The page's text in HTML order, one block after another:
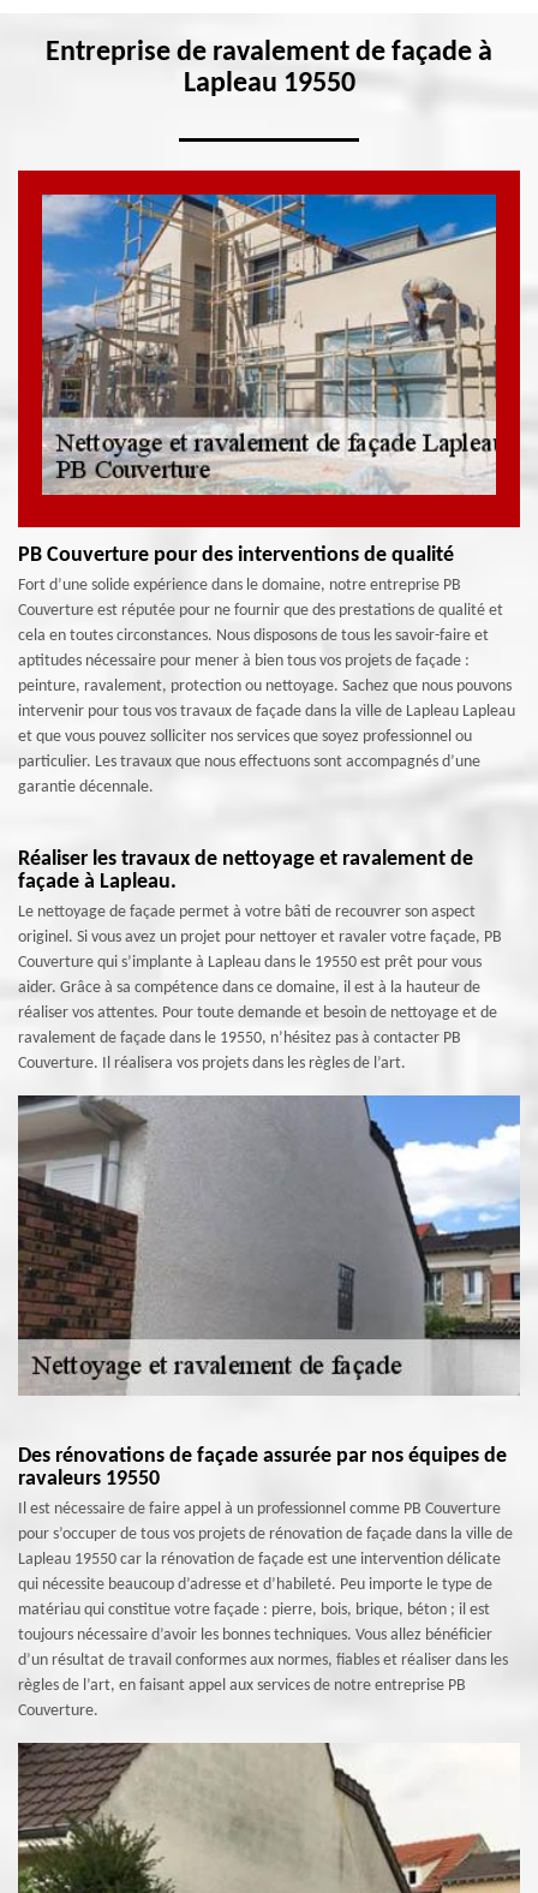
Entreprise de ravalement de façade à
Lapleau 19550
PB Couverture pour des interventions de qualité
Fort d’une solide expérience dans le domaine, notre entreprise PB
Couverture est réputée pour ne fournir que des prestations de qualité et
cela en toutes circonstances. Nous disposons de tous les savoir-faire et
aptitudes nécessaire pour mener à bien tous vos projets de façade :
peinture, ravalement, protection ou nettoyage. Sachez que nous pouvons
intervenir pour tous vos travaux de façade dans la ville de Lapleau Lapleau
et que vous pouvez solliciter nos services que soyez professionnel ou
particulier. Les travaux que nous effectuons sont accompagnés d’une
garantie décennale.
Réaliser les travaux de nettoyage et ravalement de
façade à Lapleau.
Le nettoyage de façade permet à votre bâti de recouvrer son aspect
originel. Si vous avez un projet pour nettoyer et ravaler votre façade, PB
Couverture qui s’implante à Lapleau dans le 19550 est prêt pour vous
aider. Grâce à sa compétence dans ce domaine, il est à la hauteur de
réaliser vos attentes. Pour toute demande et besoin de nettoyage et de
ravalement de façade dans le 19550, n’hésitez pas à contacter PB
Couverture. Il réalisera vos projets dans les règles de l’art.
Des rénovations de façade assurée par nos équipes de
ravaleurs 19550
Il est nécessaire de faire appel à un professionnel comme PB Couverture
pour s’occuper de tous vos projets de rénovation de façade dans la ville de
Lapleau 19550 car la rénovation de façade est une intervention délicate
qui nécessite beaucoup d’adresse et d’habileté. Peu importe le type de
matériau qui constitue votre façade : pierre, bois, brique, béton ; il est
toujours nécessaire d’avoir les bonnes techniques. Vous allez bénéficier
d’un résultat de travail conformes aux normes, fiables et réaliser dans les
règles de l’art, en faisant appel aux services de notre entreprise PB
Couverture.